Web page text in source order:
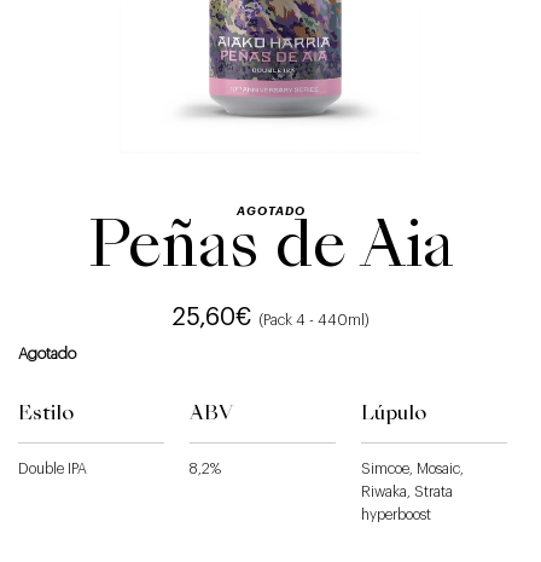
AGOTADO
Peñas de Aia
25,60€ (Pack 4 - 440ml)
Agotado
Estilo
Double IPA
ABV
8,2%
Lúpulo
Simcoe, Mosaic,
Riwaka, Strata
hyperboost